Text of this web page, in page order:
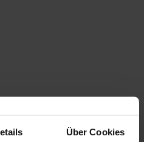
Über Cookies